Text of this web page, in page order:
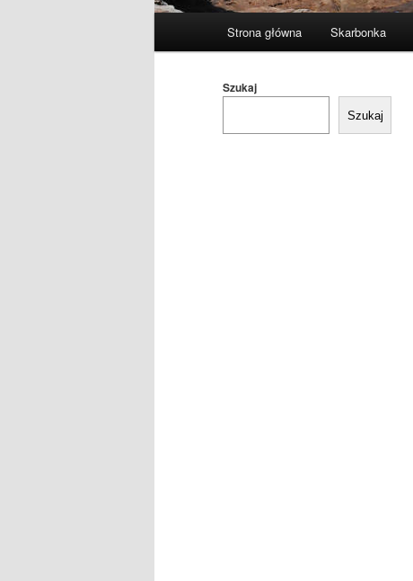
Strona główna Skarbonka
Szukaj
Szukaj